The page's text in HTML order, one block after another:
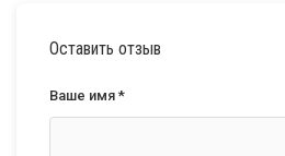
Оставить отзыв
Ваше имя *